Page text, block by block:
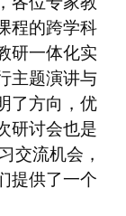
程的跨学科
研一体化实
主题演讲与
了方向，优
研讨会也是
交流机会，
提供了一个